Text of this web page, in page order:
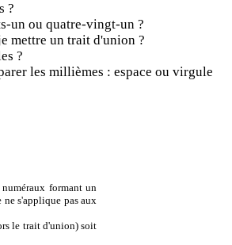
?
un ou quatre-vingt-un ?
mettre un trait d'union ?
?
les millièmes : espace ou virgule
formant un
s'applique pas aux
le trait d'union) soit